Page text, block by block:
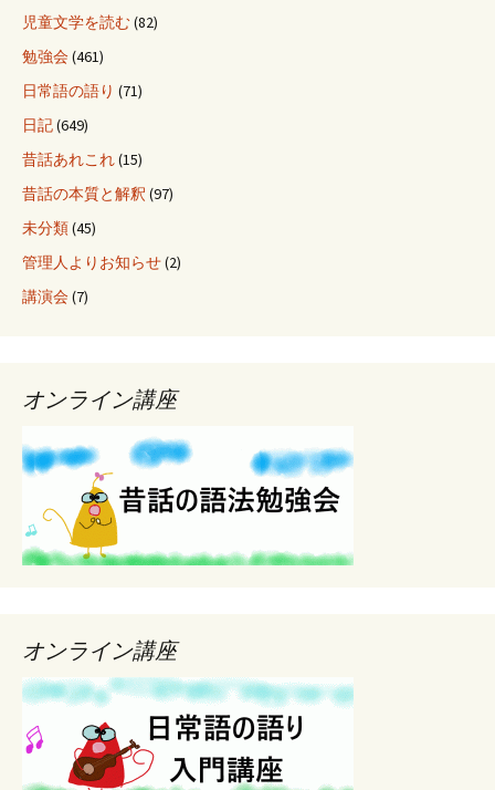
児童文学を読む(82)
勉強会(461)
日常語の語り (71)
日記(649)
昔話あれこれ(15)
昔話の本質と解釈 (97)
未分類(45)
管理人よりお知らせ(2)
講演会(7)
オンライン講座
オンライン講座